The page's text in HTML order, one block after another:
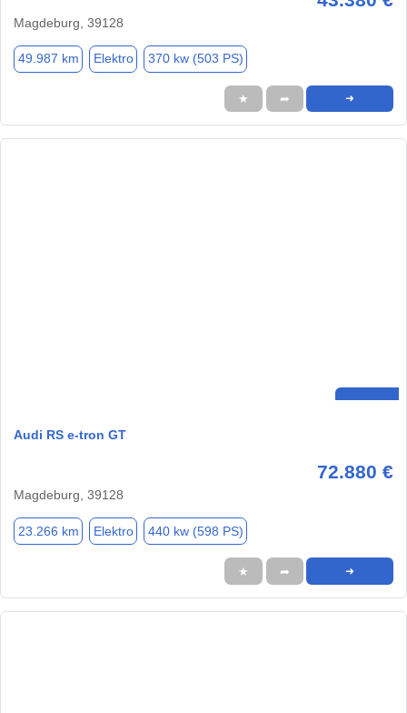
Magdeburg, 39128
49.987 km Elektro 370 kw (503 PS)
★ ➦ ➜
Audi RS e-tron GT
72.880 €
Magdeburg, 39128
23.266 km Elektro 440 kw (598 PS)
★ ➦ ➜